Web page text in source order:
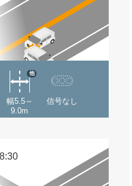
幅5.5～
9.0m
他
信号なし